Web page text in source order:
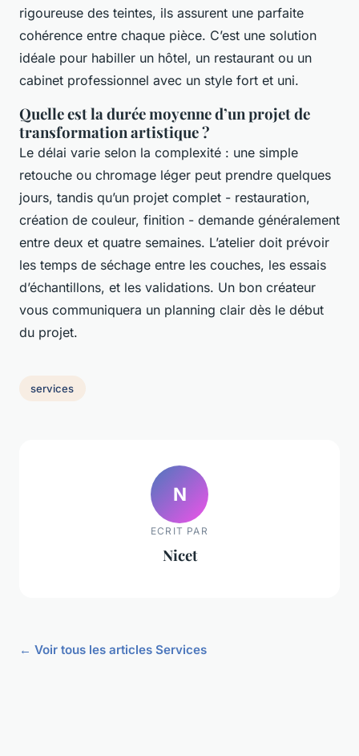
rigoureuse des teintes, ils assurent une parfaite
cohérence entre chaque pièce. C’est une solution
idéale pour habiller un hôtel, un restaurant ou un
cabinet professionnel avec un style fort et uni.
Quelle est la durée moyenne d’un projet de
transformation artistique ?
Le délai varie selon la complexité : une simple
retouche ou chromage léger peut prendre quelques
jours, tandis qu’un projet complet - restauration,
création de couleur, finition - demande généralement
entre deux et quatre semaines. L’atelier doit prévoir
les temps de séchage entre les couches, les essais
d’échantillons, et les validations. Un bon créateur
vous communiquera un planning clair dès le début
du projet.
services
N
ECRIT PAR
Nicet
← Voir tous les articles Services